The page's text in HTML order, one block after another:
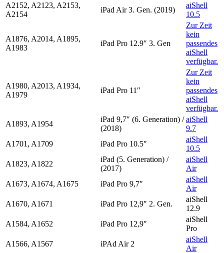
A2152, A2123, A2153,
A2154
iPad Air 3. Gen. (2019)
aiShell
10.5
A1876, A2014, A1895,
A1983
iPad Pro 12.9″ 3. Gen
Zur Zeit
kein
passendes
aiShell
verfügbar.
A1980, A2013, A1934,
A1979
iPad Pro 11″
Zur Zeit
kein
passendes
aiShell
verfügbar.
A1893, A1954
iPad 9,7″ (6. Generation) /
(2018)
aiShell
9.7
A1701, A1709
iPad Pro 10.5″
aiShell
10.5
A1823, A1822
iPad (5. Generation) /
(2017)
aiShell
Air
A1673, A1674, A1675
iPad Pro 9,7″
aiShell
Air
A1670, A1671
iPad Pro 12,9″ 2. Gen.
aiShell
12.9
A1584, A1652
iPad Pro 12,9″
aiShell
Pro
A1566, A1567
iPAd Air 2
aiShell
Air